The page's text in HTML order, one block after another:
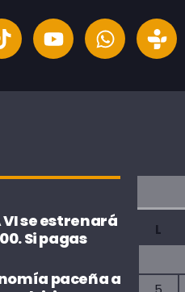
se estrenará
Si pagas
paceña a
L